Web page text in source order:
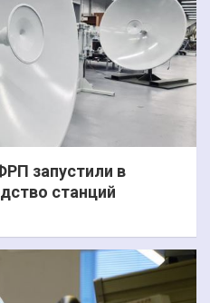
запустили в
станций